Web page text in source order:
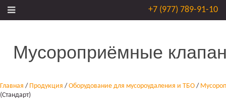
+7 (977) 789-91-10
Мусороприёмные
Главная / Продукция / Оборудование для мусороудаления и ТБО /
(Стандарт)